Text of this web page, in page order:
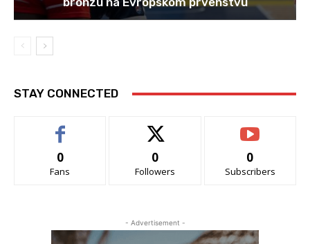
STAY CONNECTED
0
Fans
0
Followers
0
Subscribers
- Advertisement -